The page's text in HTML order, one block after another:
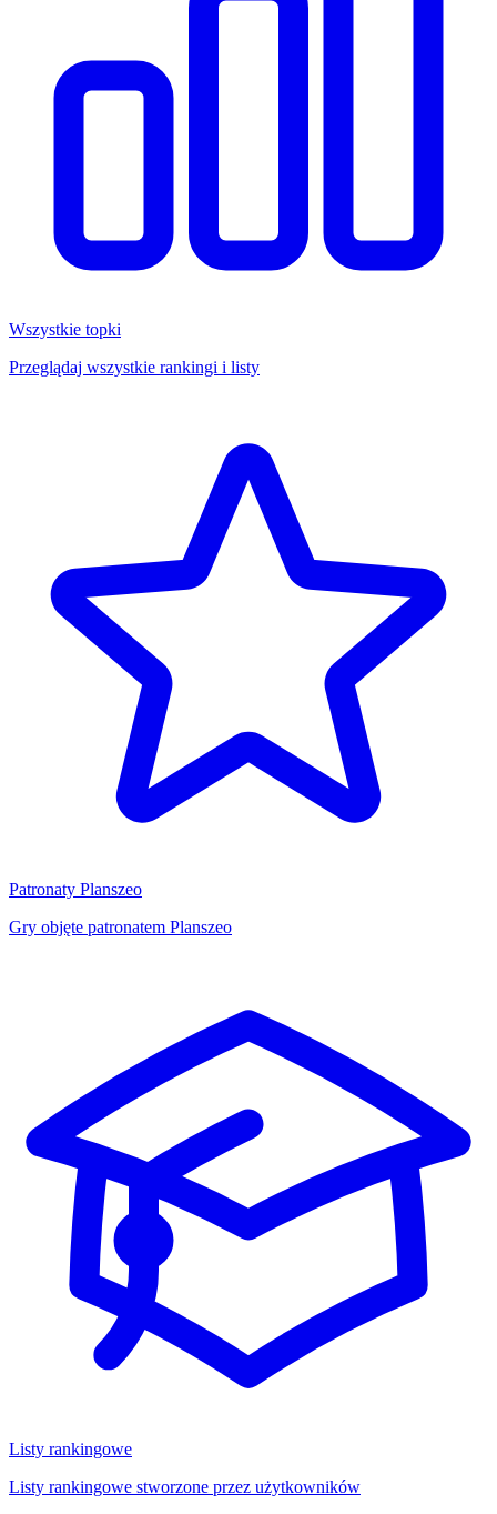
Wszystkie topki
Przeglądaj wszystkie rankingi i listy
Patronaty Planszeo
Gry objęte patronatem Planszeo
Listy rankingowe
Listy rankingowe stworzone przez użytkowników